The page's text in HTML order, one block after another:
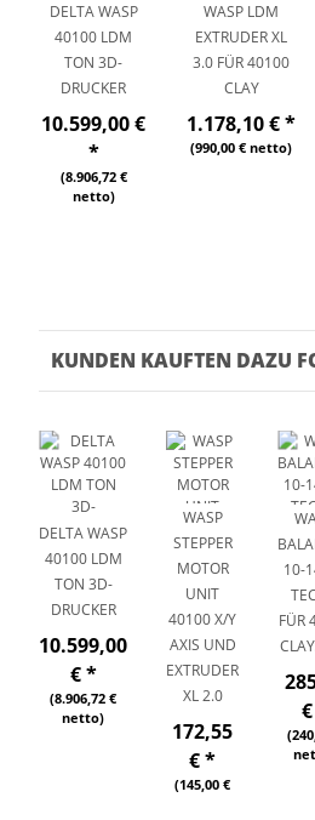
DELTA WASP
40100 LDM
TON 3D-
DRUCKER
10.599,00 €
*
(8.906,72 €
netto)
WASP LDM
EXTRUDER XL
3.0 FÜR 40100
CLAY
1.178,10 €*
(990,00 € netto)
KUNDEN KAUFTEN DAZU
DELTA WASP
40100 LDM
TON 3D-
DRUCKER
10.599,00
€*
(8.906,72 €
netto)
WASP
STEPPER
MOTOR
UNIT
40100 X/Y
AXIS UND
EXTRUDER
XL 2.0
172,55
€*
(145,00 €
10-
FÜR
€